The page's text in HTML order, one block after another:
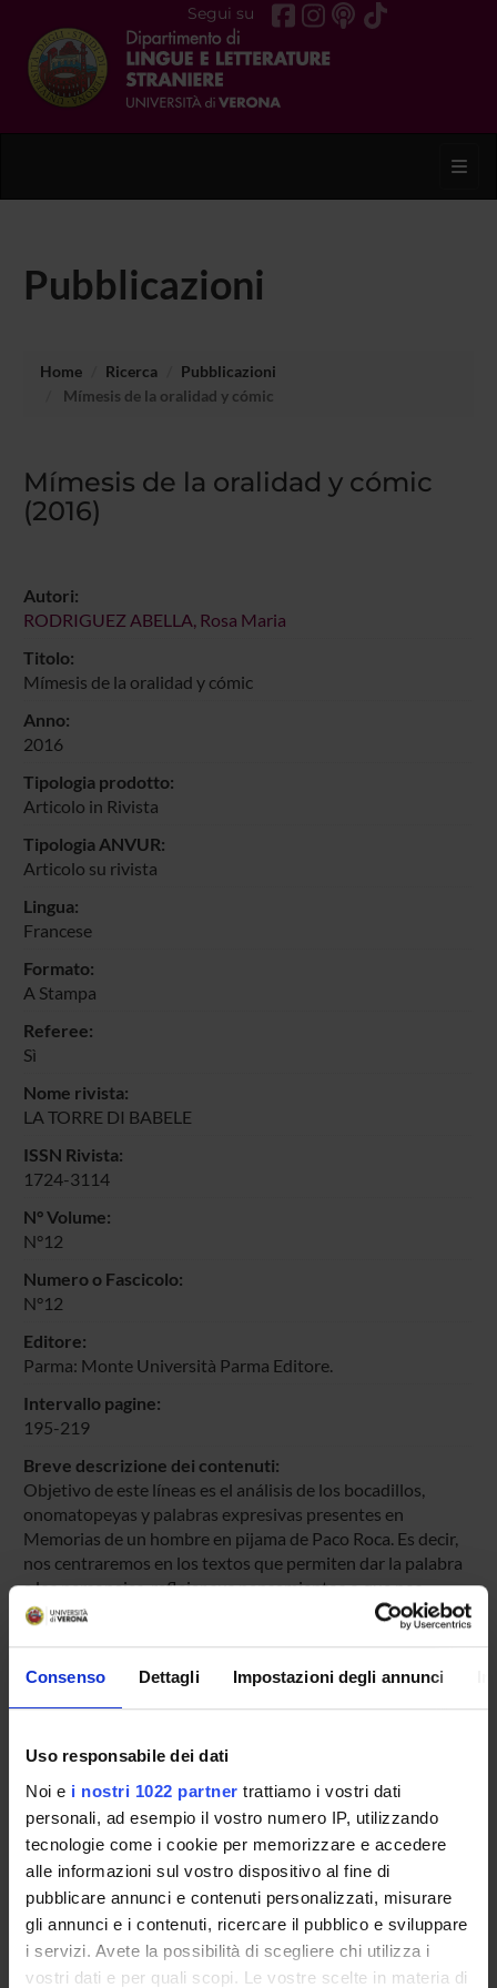
Consenso Dettagli Impostazioni degli annunci
Uso responsabile dei dati
Noi e i nostri 1022 partner trattiamo i vostri dati
personali, ad esempio il vostro numero IP, utilizzando
tecnologie come i cookie per memorizzare e accedere
alle informazioni sul vostro dispositivo al fine di
pubblicare annunci e contenuti personalizzati, misurare
gli annunci e i contenuti, ricercare il pubblico e sviluppare
i servizi. Avete la possibilità di scegliere chi utilizza i
vostri dati e per quali scopi. Le vostre scelte in materia di
Segui su
Pubblicazioni
Home Ricerca
Pubblicazioni
Mímesis de la oralidad y cómic
Mímesis de la oralidad y cómic
(2016)
Autori:
RODRIGUEZ ABELLA, Rosa Maria
Titolo:
Mímesis de la oralidad y cómic
Anno:
2016
Tipologia prodotto:
Articolo in Rivista
Tipologia ANVUR:
Articolo su rivista
Lingua:
Francese
Formato:
A Stampa
Referee:
Sì
Nome rivista:
LA TORRE DI BABELE
ISSN Rivista:
1724-3114
N° Volume:
N°12
Numero o Fascicolo:
N°12
Editore:
Parma: Monte Università Parma Editore.
Intervallo pagine:
195-219
Breve descrizione dei contenuti:
Objetivo de este líneas es el análisis de los bocadillos,
onomatopeyas y palabras expresivas presentes en
Memorias de un hombre en pijama de Paco Roca. Es decir,
nos centraremos en los textos que permiten dar la palabra
a los personajes, reflejar sus pensamientos o que nos
muestran los sonidos que emiten. Así pues, a través de una
serie de ejemplos extraídos del texto origen (TO) y de
soluciones adoptadas por el traductor respetan el original y
ofrecen una reproducción adecuada del registro oral
Id prodotto:
96531
Handle IRIS:
11562/959482
ultima modifica:
19 ottobre 2022
Citazione bibliografica:
RODRIGUEZ ABELLA, Rosa Maria,Mímesis de la oralidad